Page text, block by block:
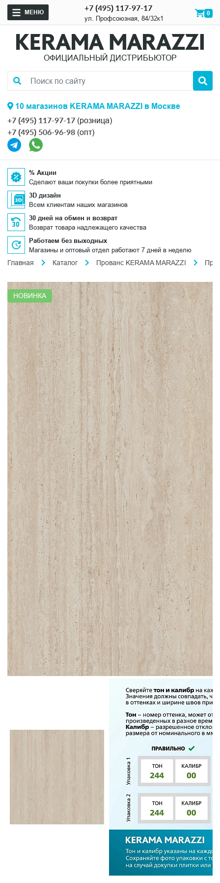
МЕНЮ +7 (495) 117-97-17
ул. Профсоюзная, 84/32к1
0
ОФИЦИАЛЬНЫЙ ДИСТРИБЬЮТОР
10 магазинов KERAMA MARAZZI в Москве
+7 (495) 117-97-17 (розница)
+7 (495) 506-96-98 (опт)
% Акции
Сделают ваши покупки более приятными
3D дизайн
Всем клиентам наших магазинов
30 дней на обмен и возврат
Возврат товара надлежащего качества
Работаем без выходных
Магазины и оптовый отдел работают 7 дней в неделю
Главная
Каталог Прованс KERAMA MARAZZI Про
НОВИНКА